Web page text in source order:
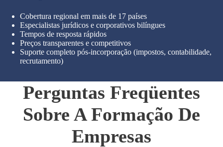
Cobertura regional em mais de 17 países
Especialistas jurídicos e corporativos bilíngues
Tempos de resposta rápidos
Preços transparentes e competitivos
Suporte completo pós-incorporação (impostos, contabilidade,
recrutamento)
Perguntas Freqüentes
Sobre A Formação De
Empresas